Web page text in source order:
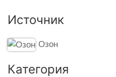
Источник
Озон
Категория